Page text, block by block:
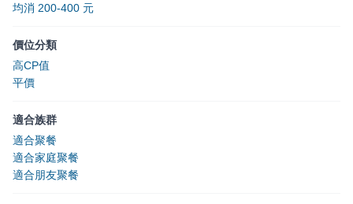
均消 200-400 元
價位分類
高CP值
平價
適合族群
適合聚餐
適合家庭聚餐
適合朋友聚餐